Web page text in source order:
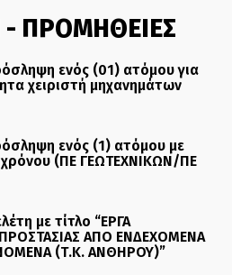
- ΠΡΟΜΗΘΕΙΕΣ
ενός (01) ατόμου για
χειριστή μηχανημάτων
ενός (1) ατόμου με
(ΠΕ ΓΕΩΤΕΧΝΙΚΩΝ/ΠΕ
με τίτλο “ΕΡΓΑ
ΑΠΟ ΕΝΔΕΧΟΜΕΝΑ
(Τ.Κ. ΑΝΘΗΡΟΥ)”